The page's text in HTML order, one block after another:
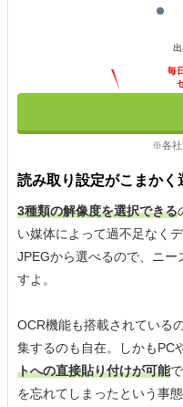
出
毎
※各社
読み取り設定がこまかく
3種類の解像度を選択できる
い媒体によって過不足なく
JPEGから選べるので、ニー
すよ。
OCR機能も搭載されている
集するのも自在。しかもPC
トへの直接貼り付けが可能
を忘れてしまったという事態